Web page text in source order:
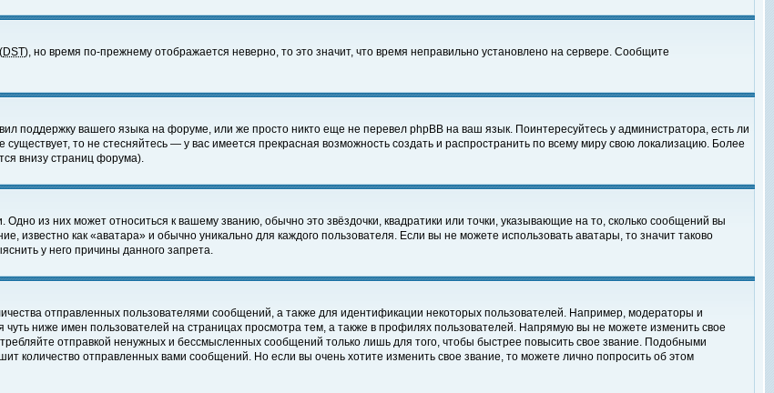
DST), но время по-прежнему отображается неверно, то это значит, что время неправильно установлено на сервере. Сообщите
поддержку вашего языка на форуме, или же просто никто еще не перевел phpBB на ваш язык. Поинтересуйтесь у администратора, есть ли
то не стесняйтесь — у вас имеется прекрасная возможность создать и распространить по всему миру свою локализацию. Более
внизу страниц форума).
из них может относиться к вашему званию, обычно это звёздочки, квадратики или точки, указывающие на то, сколько сообщений вы
известно как «аватара» и обычно уникально для каждого пользователя. Если вы не можете использовать аватары, то значит таково
у него причины данного запрета.
отправленных пользователями сообщений, а также для идентификации некоторых пользователей. Например, модераторы и
ниже имен пользователей на страницах просмотра тем, а также в профилях пользователей. Напрямую вы не можете изменить свое
отправкой ненужных и бессмысленных сообщений только лишь для того, чтобы быстрее повысить свое звание. Подобными
количество отправленных вами сообщений. Но если вы очень хотите изменить свое звание, то можете лично попросить об этом